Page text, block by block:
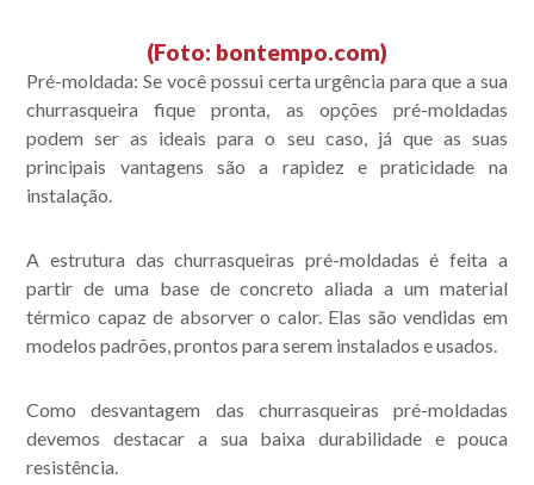
(Foto: bontempo.com)
Pré-moldada: Se você possui certa urgência para que a sua
churrasqueira fique pronta, as opções pré-moldadas
podem ser as ideais para o seu caso, já que as suas
principais vantagens são a rapidez e praticidade na
instalação.
A estrutura das churrasqueiras pré-moldadas é feita a
partir de uma base de concreto aliada a um material
térmico capaz de absorver o calor. Elas são vendidas em
modelos padrões, prontos para serem instalados e usados.
Como desvantagem das churrasqueiras pré-moldadas
devemos destacar a sua baixa durabilidade e pouca
resistência.